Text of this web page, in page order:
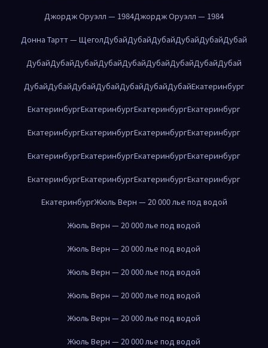
Джордж Оруэлл — 1984Джордж Оруэлл — 1984
Донна Тартт — ЩеголДубайДубайДубайДубайДубайДубай
ДубайДубайДубайДубайДубайДубайДубайДубайДубай
ДубайДубайДубайДубайДубайДубайДубайЕкатеринбург
ЕкатеринбургЕкатеринбургЕкатеринбургЕкатеринбург
ЕкатеринбургЕкатеринбургЕкатеринбургЕкатеринбург
ЕкатеринбургЕкатеринбургЕкатеринбургЕкатеринбург
ЕкатеринбургЕкатеринбургЕкатеринбургЕкатеринбург
ЕкатеринбургЖюль Верн — 20 000 лье под водой
Жюль Верн — 20 000 лье под водой
Жюль Верн — 20 000 лье под водой
Жюль Верн — 20 000 лье под водой
Жюль Верн — 20 000 лье под водой
Жюль Верн — 20 000 лье под водой
Жюль Верн — 20 000 лье под водой